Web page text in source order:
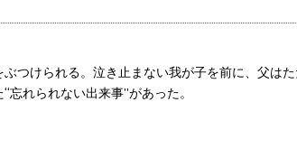
つけられる。泣き止まない我が子を前に、父
れられない出来事”があった。